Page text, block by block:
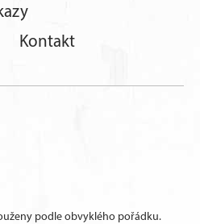
Kontakt
podle obvyklého pořádku.